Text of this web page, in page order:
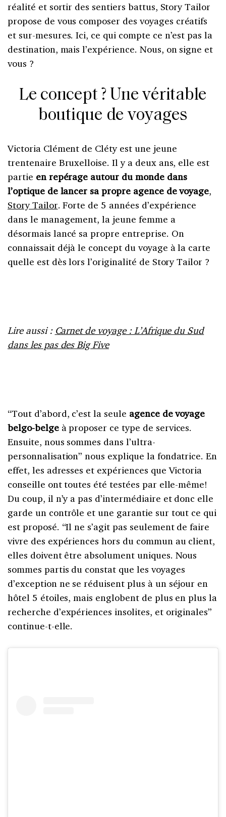
réalité et sortir des sentiers battus, Story Tailor
propose de vous composer des voyages créatifs
et sur-mesures. Ici, ce qui compte ce n’est pas la
destination, mais l’expérience. Nous, on signe et
vous ?
Le concept ? Une véritable
boutique de voyages
Victoria Clément de Cléty est une jeune
trentenaire Bruxelloise. Il y a deux ans, elle est
partie en repérage autour du monde dans
l’optique de lancer sa propre agence de voyage,
Story Tailor. Forte de 5 années d’expérience
dans le management, la jeune femme a
désormais lancé sa propre entreprise. On
connaissait déjà le concept du voyage à la carte
quelle est dès lors l’originalité de Story Tailor ?
Lire aussi : Carnet de voyage : L’Afrique du Sud
dans les pas des Big Five
“Tout d’abord, c’est la seule agence de voyage
belgo-belgeà proposer ce type de services.
Ensuite, nous sommes dans l’ultra-
personnalisation” nous explique la fondatrice. En
effet, les adresses et expériences que Victoria
conseille ont toutes été testées par elle-même!
Du coup, il n’y a pas d’intermédiaire et donc elle
garde un contrôle et une garantie sur tout ce qui
est proposé. “Il ne s’agit pas seulement de faire
vivre des expériences hors du commun au client,
elles doivent être absolument uniques. Nous
sommes partis du constat que les voyages
d’exception ne se réduisent plus à un séjour en
hôtel 5 étoiles, mais englobent de plus en plus la
recherche d’expériences insolites, et originales”
continue-t-elle.